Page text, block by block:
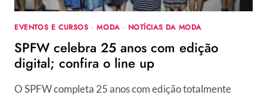
LINE
GRATUITO
EVENTOS E CURSOS ·MODA· NOTÍCIAS DA MODA
SPFW celebra 25 anos com edição
digital; confira o line up
O SPFW completa 25 anos com edição totalmente